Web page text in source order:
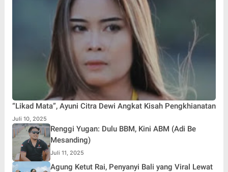
“Likad Mata”, Ayuni Citra Dewi Angkat Kisah Pengkhianatan
Juli 10, 2025
Renggi Yugan: Dulu BBM, Kini ABM (Adi Be
Mesanding)
Juli 11, 2025
Agung Ketut Rai, Penyanyi Bali yang Viral Lewat